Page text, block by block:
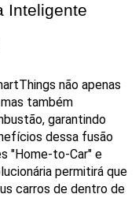
Inteligente
não apenas
também
garantindo
dessa fusão
"Home-to-Car" e
permitirá que
carros de dentro de